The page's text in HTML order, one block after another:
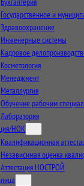
Государственное и
Здравоохранение
Инженерные системы
Кадровое
Косметология
Менеджмент
Металлургия
Обучение рабочим
Лаборатория
НОК
Квалификационная
Независимая оценка
Аттестация НОСТРОЙ